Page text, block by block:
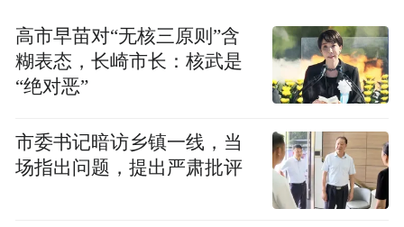
高市早苗对“无核三原则”含
糊表态，长崎市长：核武是
“绝对恶”
市委书记暗访乡镇一线，当
场指出问题，提出严肃批评